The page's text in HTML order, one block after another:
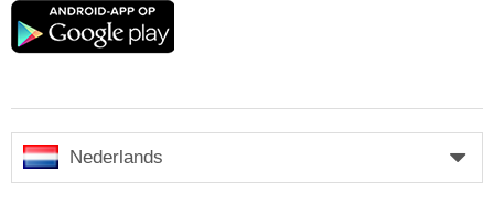
Google
Nederlands